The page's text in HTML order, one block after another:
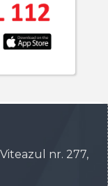
nr. 277,